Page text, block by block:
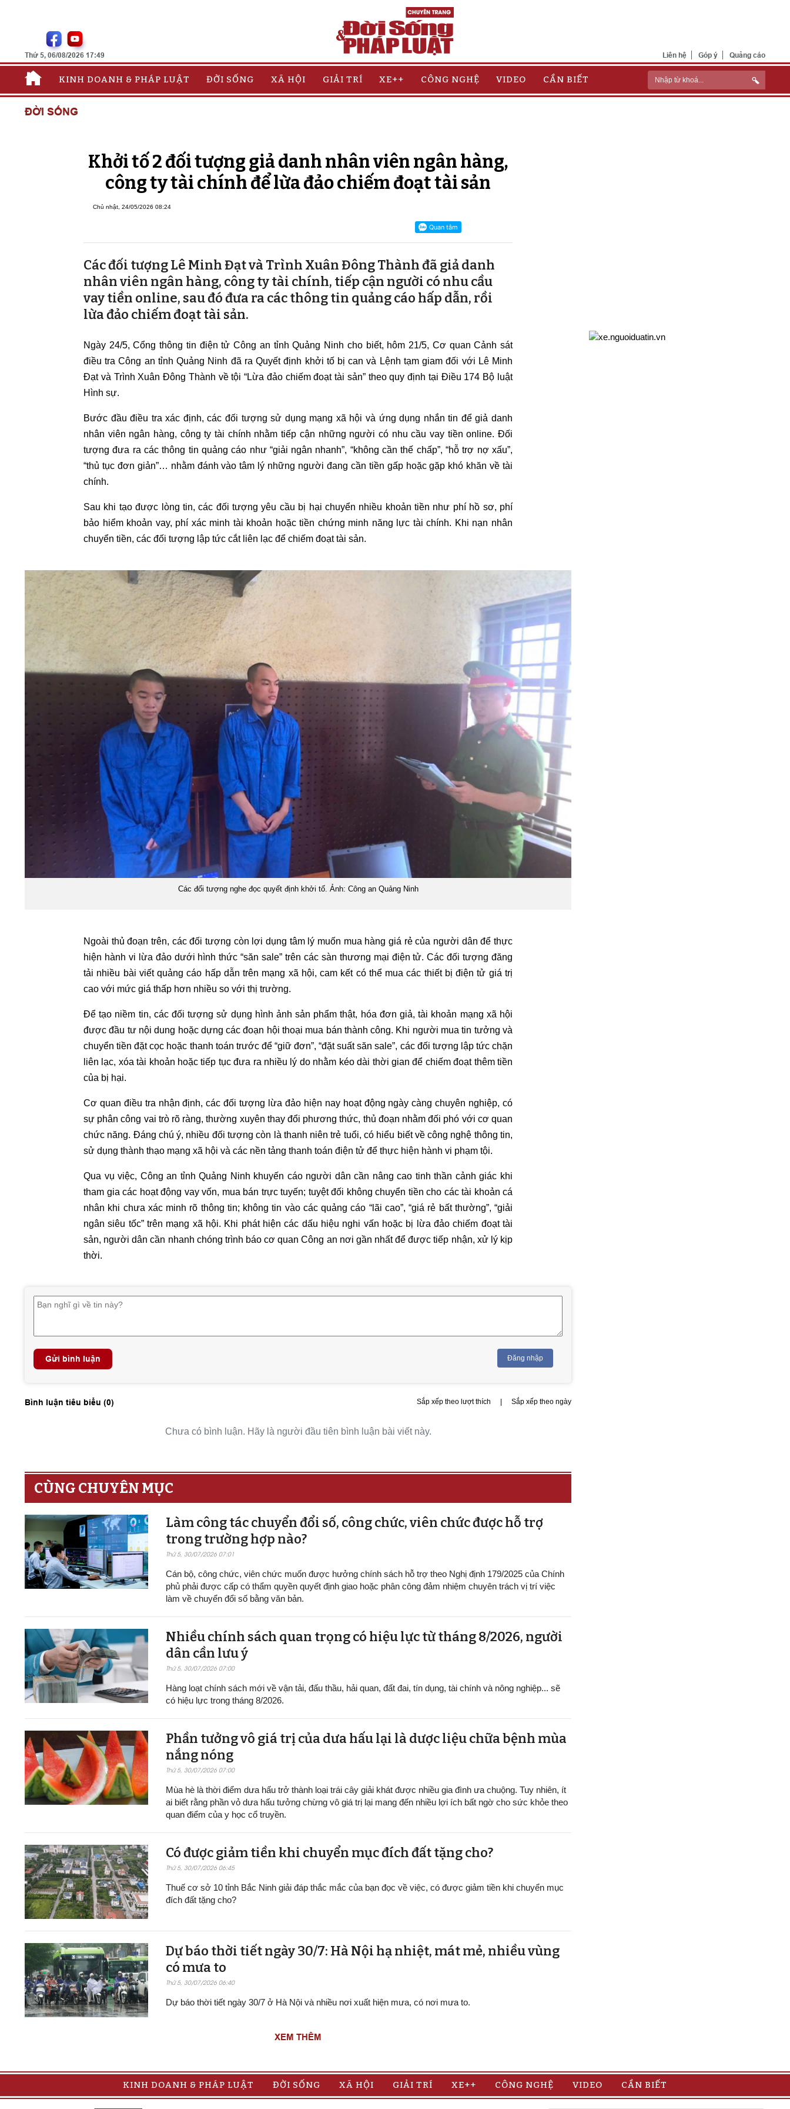
Thứ 5, 06/08/2026 17:49 Liên hệ Góp ý Quảng cáo
KINH DOANH & PHÁP LUẬT ĐỜI SỐNG XÃ HỘI GIẢI TRÍ XE++ CÔNG NGHỆ VIDEO CẦN BIẾT
ĐỜI SỐNG
Khởi tố 2 đối tượng giả danh nhân viên ngân hàng,
công ty tài chính để lừa đảo chiếm đoạt tài sản
Chủ nhật, 24/05/2026 08:24
Các đối tượng Lê Minh Đạt và Trình Xuân Đông Thành đã giả danh
nhân viên ngân hàng, công ty tài chính, tiếp cận người có nhu cầu
vay tiền online, sau đó đưa ra các thông tin quảng cáo hấp dẫn, rồi
lừa đảo chiếm đoạt tài sản.
Ngày 24/5, Cổng thông tin điện tử Công an tỉnh Quảng Ninh cho biết, hôm 21/5, Cơ quan Cảnh sát
điều tra Công an tỉnh Quảng Ninh đã ra Quyết định khởi tố bị can và Lệnh tạm giam đối với Lê Minh
Đạt và Trình Xuân Đông Thành về tội “Lừa đảo chiếm đoạt tài sản” theo quy định tại Điều 174 Bộ luật
Hình sự.
Bước đầu điều tra xác định, các đối tượng sử dụng mạng xã hội và ứng dụng nhắn tin để giả danh
nhân viên ngân hàng, công ty tài chính nhằm tiếp cận những người có nhu cầu vay tiền online. Đối
tượng đưa ra các thông tin quảng cáo như “giải ngân nhanh”, “không cần thế chấp”, “hỗ trợ nợ xấu”,
“thủ tục đơn giản”… nhằm đánh vào tâm lý những người đang cần tiền gấp hoặc gặp khó khăn về tài
chính.
Sau khi tạo được lòng tin, các đối tượng yêu cầu bị hại chuyển nhiều khoản tiền như phí hồ sơ, phí
bảo hiểm khoản vay, phí xác minh tài khoản hoặc tiền chứng minh năng lực tài chính. Khi nạn nhân
chuyển tiền, các đối tượng lập tức cắt liên lạc để chiếm đoạt tài sản.
Các đối tượng nghe đọc quyết định khởi tố. Ảnh: Công an Quảng Ninh
Ngoài thủ đoạn trên, các đối tượng còn lợi dụng tâm lý muốn mua hàng giá rẻ của người dân để thực
hiện hành vi lừa đảo dưới hình thức “săn sale” trên các sàn thương mại điện tử. Các đối tượng đăng
tải nhiều bài viết quảng cáo hấp dẫn trên mạng xã hội, cam kết có thể mua các thiết bị điện tử giá trị
cao với mức giá thấp hơn nhiều so với thị trường.
Để tạo niềm tin, các đối tượng sử dụng hình ảnh sản phẩm thật, hóa đơn giả, tài khoản mạng xã hội
được đầu tư nội dung hoặc dựng các đoạn hội thoại mua bán thành công. Khi người mua tin tưởng và
chuyển tiền đặt cọc hoặc thanh toán trước để “giữ đơn”, “đặt suất săn sale”, các đối tượng lập tức chặn
liên lạc, xóa tài khoản hoặc tiếp tục đưa ra nhiều lý do nhằm kéo dài thời gian để chiếm đoạt thêm tiền
của bị hại.
Cơ quan điều tra nhận định, các đối tượng lừa đảo hiện nay hoạt động ngày càng chuyên nghiệp, có
sự phân công vai trò rõ ràng, thường xuyên thay đổi phương thức, thủ đoạn nhằm đối phó với cơ quan
chức năng. Đáng chú ý, nhiều đối tượng còn là thanh niên trẻ tuổi, có hiểu biết về công nghệ thông tin,
sử dụng thành thạo mạng xã hội và các nền tảng thanh toán điện tử để thực hiện hành vi phạm tội.
Qua vụ việc, Công an tỉnh Quảng Ninh khuyến cáo người dân cần nâng cao tinh thần cảnh giác khi
tham gia các hoạt động vay vốn, mua bán trực tuyến; tuyệt đối không chuyển tiền cho các tài khoản cá
nhân khi chưa xác minh rõ thông tin; không tin vào các quảng cáo “lãi cao”, “giá rẻ bất thường”, “giải
ngân siêu tốc” trên mạng xã hội. Khi phát hiện các dấu hiệu nghi vấn hoặc bị lừa đảo chiếm đoạt tài
sản, người dân cần nhanh chóng trình báo cơ quan Công an nơi gần nhất để được tiếp nhận, xử lý kịp
thời.
Gửi bình luận Đăng nhập
Bình luận tiêu biểu (0) Sắp xếp theo lượt thích | Sắp xếp theo ngày
Chưa có bình luận. Hãy là người đầu tiên bình luận bài viết này.
CÙNG CHUYÊN MỤC
Làm công tác chuyển đổi số, công chức, viên chức được hỗ trợ
trong trường hợp nào?
Thứ 5, 30/07/2026 07:01
Cán bộ, công chức, viên chức muốn được hưởng chính sách hỗ trợ theo Nghị định 179/2025 của Chính
phủ phải được cấp có thẩm quyền quyết định giao hoặc phân công đảm nhiệm chuyên trách vị trí việc
làm về chuyển đổi số bằng văn bản.
Nhiều chính sách quan trọng có hiệu lực từ tháng 8/2026, người
dân cần lưu ý
Thứ 5, 30/07/2026 07:00
Hàng loạt chính sách mới về vận tải, đấu thầu, hải quan, đất đai, tín dụng, tài chính và nông nghiệp... sẽ
có hiệu lực trong tháng 8/2026.
Phần tưởng vô giá trị của dưa hấu lại là dược liệu chữa bệnh mùa
nắng nóng
Thứ 5, 30/07/2026 07:00
Mùa hè là thời điểm dưa hấu trở thành loại trái cây giải khát được nhiều gia đình ưa chuộng. Tuy nhiên, ít
ai biết rằng phần vỏ dưa hấu tưởng chừng vô giá trị lại mang đến nhiều lợi ích bất ngờ cho sức khỏe theo
quan điểm của y học cổ truyền.
Có được giảm tiền khi chuyển mục đích đất tặng cho?
Thứ 5, 30/07/2026 06:45
Thuế cơ sở 10 tỉnh Bắc Ninh giải đáp thắc mắc của bạn đọc về việc, có được giảm tiền khi chuyển mục
đích đất tặng cho?
Dự báo thời tiết ngày 30/7: Hà Nội hạ nhiệt, mát mẻ, nhiều vùng
có mưa to
Thứ 5, 30/07/2026 06:40
Dự báo thời tiết ngày 30/7 ở Hà Nội và nhiều nơi xuất hiện mưa, có nơi mưa to.
XEM THÊM
KINH DOANH & PHÁP LUẬT ĐỜI SỐNG XÃ HỘI GIẢI TRÍ XE++ CÔNG NGHỆ VIDEO CẦN BIẾT